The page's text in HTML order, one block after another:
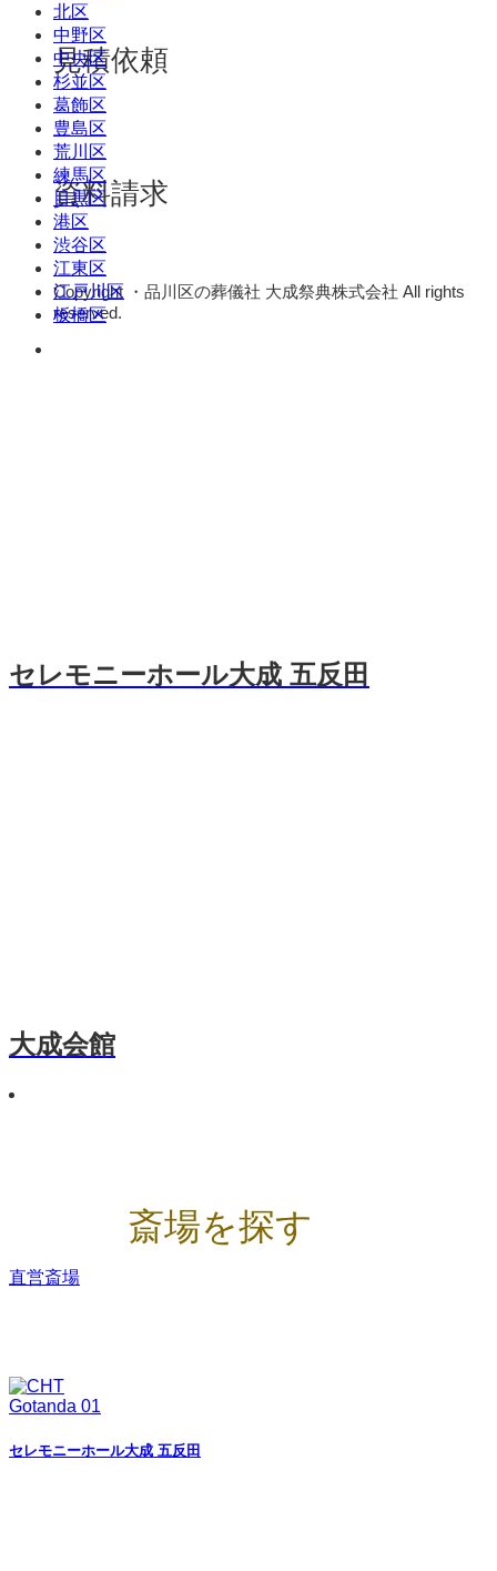
見積依頼
資料請求
Copyright ・品川区の葬儀社 大成祭典株式会社 All rights
reserved.
北区
中野区
中央区
杉並区
葛飾区
豊島区
荒川区
練馬区
目黒区
港区
渋谷区
江東区
江戸川区
板橋区
セレモニーホール大成 五反田
大成会館
斎場を探す
直営斎場
セレモニーホール大成 五反田